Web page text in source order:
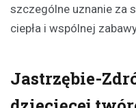
szczególne uznanie za
ciepła i wspólnej
Jastrzębie-